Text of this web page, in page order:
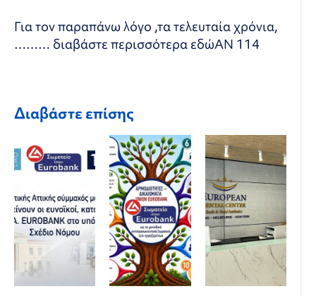
Για τον παραπάνω λόγο ,τα τελευταία χρόνια,
……… διαβάστε περισσότερα εδώΑΝ 114
Διαβάστε επίσης